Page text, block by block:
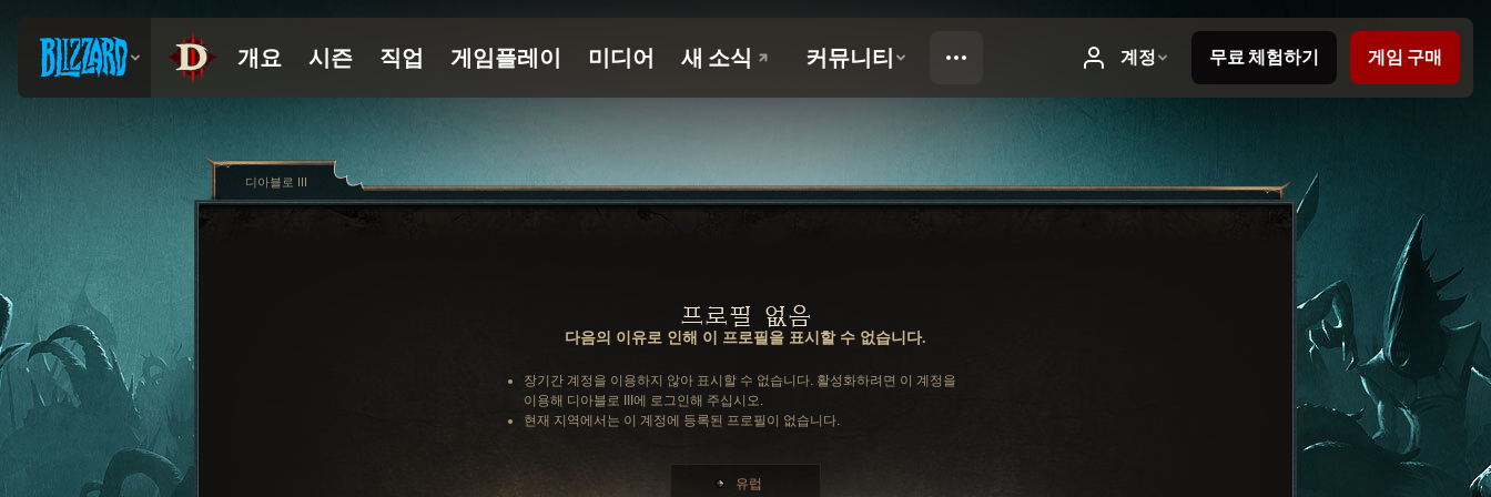
프로필 없음
다음의 이유로 인해 이 프로필을 표시할 수 없습니다.
장기간 계정을 이용하지 않아 표시할 수 없습니다. 활성화하려면 이 계정을
이용해 디아블로 III에 로그인해 주십시오.
현재 지역에서는 이 계정에 등록된 프로필이 없습니다.
유럽
디아블로 III